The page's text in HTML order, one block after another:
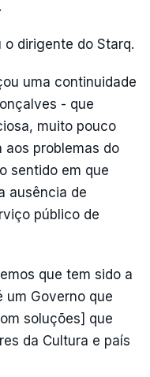
dirigente do Starq.
uma continuidade
- que
muito pouco
aos problemas do
sentido em que
ausência de
público de
que tem sido a
um Governo que
soluções] que
da Cultura e país